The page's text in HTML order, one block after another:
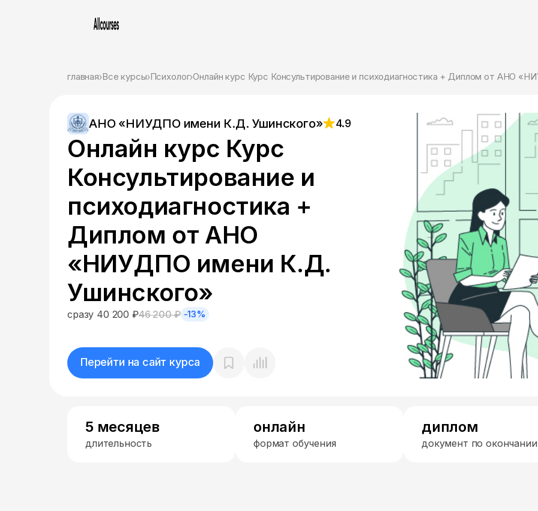
главная Все курсы Психолог Онлайн курс Курс Консультирование и психодиагностика + Диплом от АНО
АНО «НИУДПО имени К.Д. Ушинского» 4.9
Онлайн курс Курс
Консультирование и
психодиагностика +
Диплом от АНО
«НИУДПО имени К.Д.
Ушинского»
сразу 40 200 ₽46 200 ₽ -13%
Перейти на сайт курса
5 месяцев
длительность
онлайн
формат обучения
диплом
документ по окончании